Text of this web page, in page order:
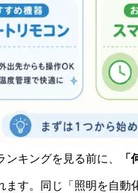
ンキングを見る前に、
ます。同じ「照明を自動